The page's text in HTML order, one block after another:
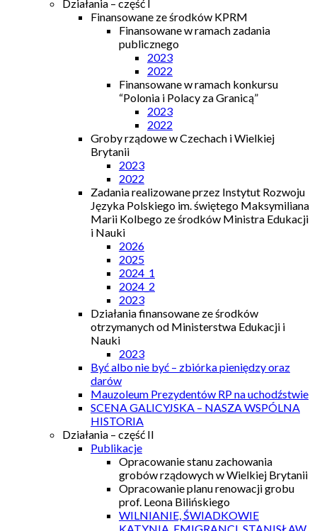
Działania – część I
Finansowane ze środków KPRM
Finansowane w ramach zadania
publicznego
2023
2022
Finansowane w ramach konkursu
“Polonia i Polacy za Granicą”
2023
2022
Groby rządowe w Czechach i Wielkiej
Brytanii
2023
2022
Zadania realizowane przez Instytut Rozwoju
Języka Polskiego im. świętego Maksymiliana
Marii Kolbego ze środków Ministra Edukacji
i Nauki
2026
2025
2024_1
2024_2
2023
Działania finansowane ze środków
otrzymanych od Ministerstwa Edukacji i
Nauki
2023
Być albo nie być – zbiórka pieniędzy oraz
darów
Mauzoleum Prezydentów RP na uchodźstwie
SCENA GALICYJSKA – NASZA WSPÓLNA
HISTORIA
Działania – część II
Publikacje
Opracowanie stanu zachowania
grobów rządowych w Wielkiej Brytanii
Opracowanie planu renowacji grobu
prof. Leona Bilińskiego
WILNIANIE, ŚWIADKOWIE